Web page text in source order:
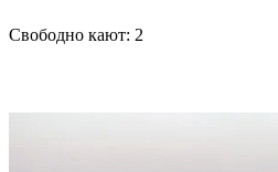
Свободно кают: 2